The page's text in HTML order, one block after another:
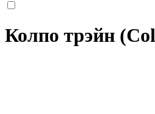
Колпо трэйн